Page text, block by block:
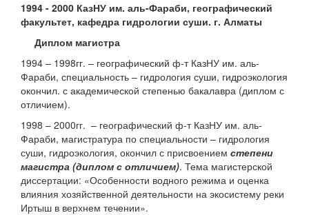
1994 - 2000 КазНУ им. аль-Фараби, географический
факультет, кафедра гидрологии суши. г. Алматы
Диплом магистра
1994 – 1998гг. – географический ф-т КазНУ им. аль-
Фараби, специальность – гидрология суши, гидроэкология
окончил. с академической степенью бакалавра (диплом с
отличием).
1998 – 2000гг. – географический ф-т КазНУ им. аль-
Фараби, магистратура по специальности – гидрология
суши, гидроэкология, окончил с присвоением степени
магистра (диплом с отличием). Тема магистерской
диссертации: «Особенности водного режима и оценка
влияния хозяйственной деятельности на экосистему реки
Иртыш в верхнем течении».